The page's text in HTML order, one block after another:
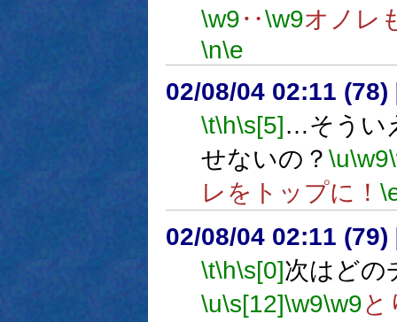
\w9‥\w9オノレ
\n\e
02/08/04 02:11 (78)
\t\h\s[5]…そうい
せないの？ \u\w9
レをトップに！
02/08/04 02:11 (79)
\t\h\s[0]次はどの
\u\s[12]\w9\w9